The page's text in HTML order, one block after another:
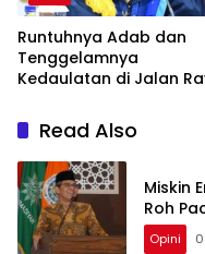
Runtuhnya Adab dan
Tenggelamnya
Kedaulatan di Jalan
Read Also
Miskin
Roh
Opini